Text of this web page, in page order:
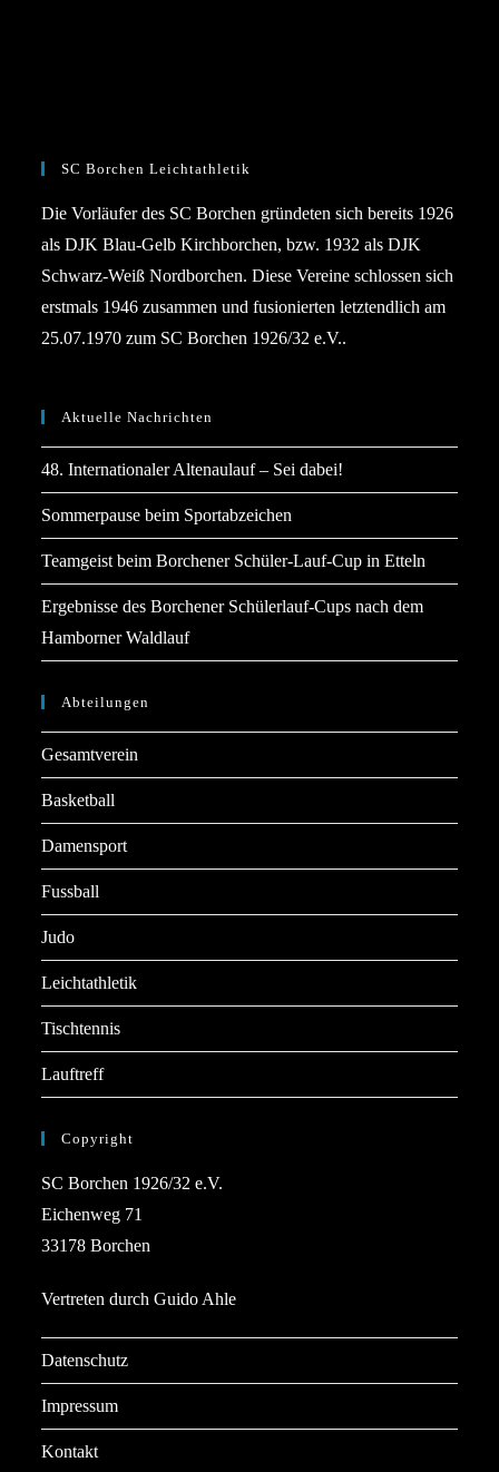
SC Borchen Leichtathletik
Die Vorläufer des SC Borchen gründeten sich bereits 1926
als DJK Blau-Gelb Kirchborchen, bzw. 1932 als DJK
Schwarz-Weiß Nordborchen. Diese Vereine schlossen sich
erstmals 1946 zusammen und fusionierten letztendlich am
25.07.1970 zum SC Borchen 1926/32 e.V..
Aktuelle Nachrichten
48. Internationaler Altenaulauf – Sei dabei!
Sommerpause beim Sportabzeichen
Teamgeist beim Borchener Schüler-Lauf-Cup in Etteln
Ergebnisse des Borchener Schülerlauf-Cups nach dem
Hamborner Waldlauf
Abteilungen
Gesamtverein
Basketball
Damensport
Fussball
Judo
Leichtathletik
Tischtennis
Lauftreff
Copyright
SC Borchen 1926/32 e.V.
Eichenweg 71
33178 Borchen
Vertreten durch Guido Ahle
Datenschutz
Impressum
Kontakt